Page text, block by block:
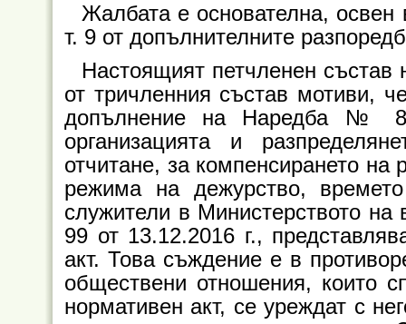
Жалбата е основателна, освен
т. 9 от допълнителните
Настоящият петчленен състав
от тричленния състав мотиви,
допълнение на Наредба №
организацията и
отчитане, за компенсирането на
режима на дежурство,
служители в Министерството
99 от 13.12.2016 г.,
акт. Това съждение е в
обществени отношения, които
нормативен акт, се уреждат с